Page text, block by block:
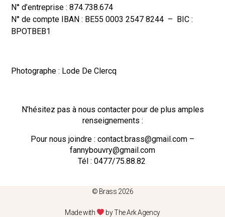
N° d’entreprise : 874.738.674
N° de compte IBAN : BE55 0003 2547 8244 – BIC :
BPOTBEB1
Photographe : Lode De Clercq
N’hésitez pas à nous contacter pour de plus amples
renseignements :
Pour nous joindre : contact.brass@gmail.com –
fannybouvry@gmail.com
Tél : 0477/75.88.82
© Brass 2026
Made with by The Ark Agency